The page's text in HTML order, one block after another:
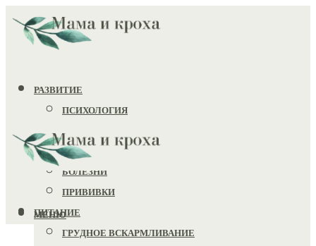
РАЗВИТИЕ
ПСИХОЛОГИЯ
ИГРУШКИ
ЗДОРОВЬЕ
БОЛЕЗНИ
ПРИВИВКИ
ПИТАНИЕ
ГРУДНОЕ ВСКАРМЛИВАНИЕ
МЕНЮ